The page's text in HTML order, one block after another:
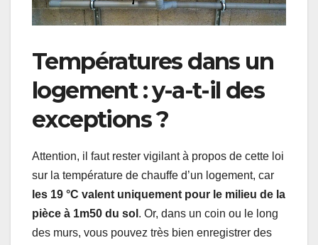
Températures dans un
logement : y-a-t-il des
exceptions ?
Attention, il faut rester vigilant à propos de cette loi
sur la température de chauffe d’un logement, car
les 19 °C valent uniquement pour le milieu de la
pièce à 1m50 du sol . Or, dans un coin ou le long
des murs, vous pouvez très bien enregistrer des